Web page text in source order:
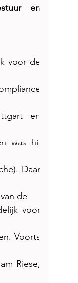
en
voor de
en
was hij
Daar
de
voor
Voorts
Riese,